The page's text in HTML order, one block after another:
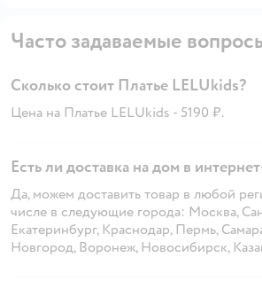
Часто задаваемые
Сколько стоит Платье LELUkids?
Цена на Платье LELUkids - 5190 ₽.
Есть ли доставка на дом в
Да, можем доставить товар в любой
числе в следующие города: Москва,
Екатеринбург, Краснодар, Пермь,
Новгород, Воронеж, Новосибирск,